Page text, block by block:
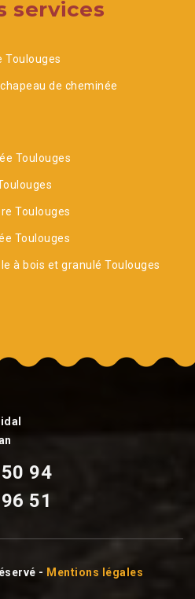
services
Toulouges
de cheminée
Toulouges
Toulouges
Toulouges
à bois et granulé Toulouges
94
51
- Mentions légales